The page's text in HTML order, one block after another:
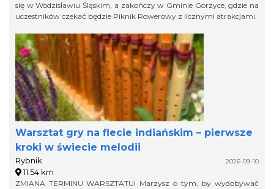
się w Wodzisławiu Śląskim, a zakończy w Gminie Gorzyce, gdzie na
uczestników czekać będzie Piknik Rowerowy z licznymi atrakcjami.
Warsztat gry na flecie indiańskim – pierwsze
kroki w świecie melodii
Rybnik 2026-09-10
11.54 km
ZMIANA TERMINU WARSZTATU! Marzysz o tym, by wydobywać